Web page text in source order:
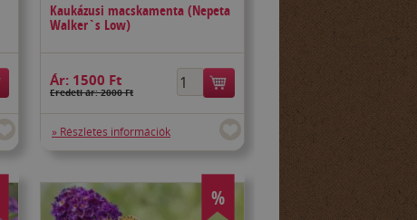
Kaukázusi macskamenta (Nepeta
Walker`s Low)
Ár: 1500 Ft
Eredeti ár: 2000 Ft
» Részletes információk
%